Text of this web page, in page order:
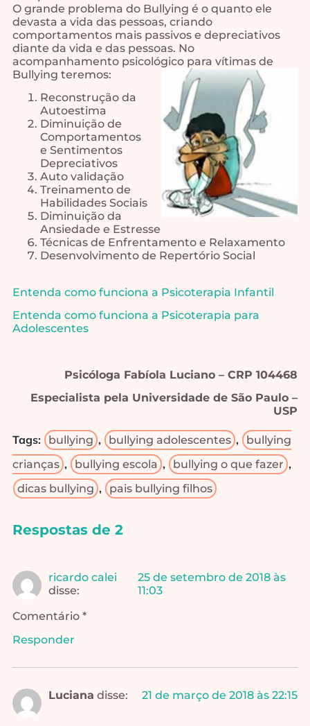
O grande problema do Bullying é o quanto ele
devasta a vida das pessoas, criando
comportamentos mais passivos e depreciativos
diante da vida e das pessoas. No
acompanhamento psicológico para vítimas de
Bullying teremos:
Reconstrução da
Autoestima
Diminuição de
Comportamentos
e Sentimentos
Depreciativos
Auto validação
Treinamento de
Habilidades Sociais
Diminuição da
Ansiedade e Estresse
Técnicas de Enfrentamento e Relaxamento
Desenvolvimento de Repertório Social
Entenda como funciona a Psicoterapia Infantil
Entenda como funciona a Psicoterapia para
Adolescentes
Psicóloga Fabíola Luciano – CRP 104468
Especialista pela Universidade de São Paulo –
USP
Tags: bullying , bullying adolescentes ,
bullying
crianças , bullying escola , bullying o que fazer ,
dicas bullying , pais bullying filhos
Respostas de 2
ricardo calei
disse:
25 de setembro de 2018 às
11:03
Comentário *
Responder
Luciana disse: 21 de março de 2018 às 22:15